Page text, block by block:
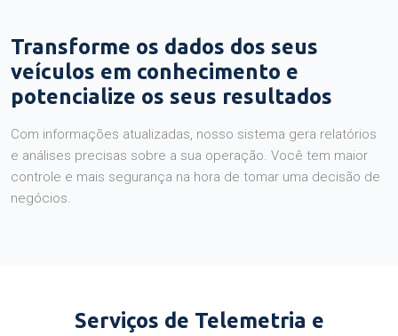
Transforme os dados dos seus
veículos em conhecimento e
potencialize os seus resultados
Com informações atualizadas, nosso sistema gera relatórios
e análises precisas sobre a sua operação. Você tem maior
controle e mais segurança na hora de tomar uma decisão de
negócios.
Serviços de Telemetria e